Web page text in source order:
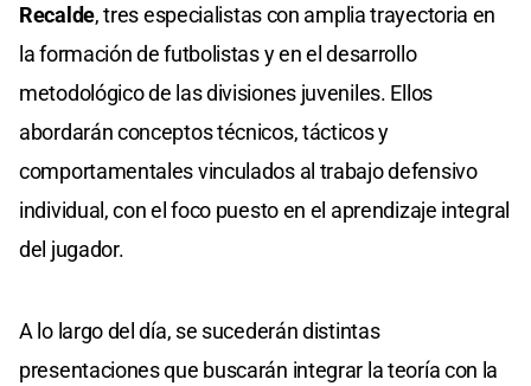
Recalde, tres especialistas con amplia trayectoria en
la formación de futbolistas y en el desarrollo
metodológico de las divisiones juveniles. Ellos
abordarán conceptos técnicos, tácticos y
comportamentales vinculados al trabajo defensivo
individual, con el foco puesto en el aprendizaje integral
del jugador.
A lo largo del día, se sucederán distintas
presentaciones que buscarán integrar la teoría con la